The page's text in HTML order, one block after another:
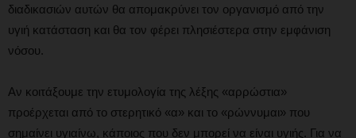
διαδικασιών αυτών θα απομακρύνει τον οργανισμό από την
υγιή κατάσταση και θα τον φέρει πλησιέστερα στην εμφάνιση
νόσου.
Αν κοιτάξουμε την ετυμολογία της λέξης «αρρώστια»
προέρχεται από το στερητικό «α» και το «ρώννυμαι» που
σημαίνει υγιαίνω, κάποιος που δεν μπορεί να είναι υγιής. Για να